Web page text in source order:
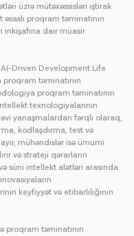
üzrə mütəxəssisləri iştirak
proqram təminatının
inkişafına dair müasir
Driven Development Life
təminatının
proqram təminatının
texnologiyalarının
yanaşmalardan fərqli olaraq,
kodlaşdırma, test və
mühəndislər isə ümumi
və strateji qərarların
süni intellekt alətləri arasında
keyfiyyət və etibarlılığının
proqram təminatının